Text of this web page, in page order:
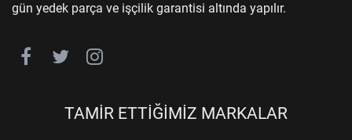
gün yedek parça ve işçilik garantisi altında yapılır.
TAMİR ETTİĞİMİZ MARKALAR